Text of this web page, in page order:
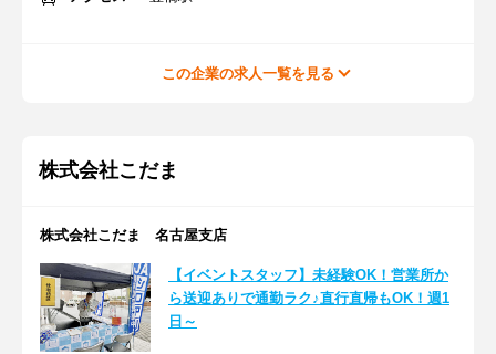
この企業の求人一覧を見る
株式会社こだま
株式会社こだま 名古屋支店
【イベントスタッフ】未経験OK！営業所か
ら送迎ありで通勤ラク♪直行直帰もOK！週1
日～